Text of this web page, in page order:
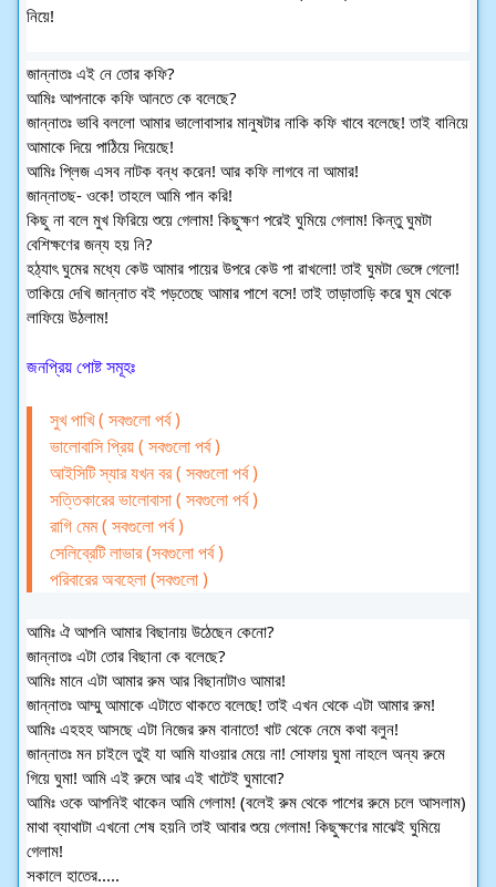
নিয়ে!
জান্নাতঃ এই নে তোর কফি?
আমিঃ আপনাকে কফি আনতে কে বলেছে?
জান্নাতঃ ভাবি বললো আমার ভালোবাসার মানুষটার নাকি কফি খাবে বলেছে! তাই বানিয়ে
আমাকে দিয়ে পাঠিয়ে দিয়েছে!
আমিঃ প্লিজ এসব নাটক বন্ধ করেন! আর কফি লাগবে না আমার!
জান্নাতছ- ওকে! তাহলে আমি পান করি!
কিছু না বলে মুখ ফিরিয়ে শুয়ে গেলাম! কিছুক্ষণ পরেই ঘুমিয়ে গেলাম! কিন্তু ঘুমটা
বেশিক্ষণের জন্য হয় নি?
হঠ্যাৎ ঘুমের মধ্যে কেউ আমার পায়ের উপরে কেউ পা রাখলো! তাই ঘুমটা ভেঙ্গে গেলো!
তাকিয়ে দেখি জান্নাত বই পড়তেছে আমার পাশে বসে! তাই তাড়াতাড়ি করে ঘুম থেকে
লাফিয়ে উঠলাম!
জনপ্রিয় পোষ্ট সমূহঃ
সুখ পাখি ( সবগুলো পর্ব )
ভালোবাসি প্রিয় ( সবগুলো পর্ব )
আইসিটি স্যার যখন বর ( সবগুলো পর্ব )
সত্তিকারের ভালোবাসা ( সবগুলো পর্ব )
রাগি মেম ( সবগুলো পর্ব )
সেলিব্রেটি লাভার (সবগুলো পর্ব )
পরিবারের অবহেলা (সবগুলো )
আমিঃ ঐ আপনি আমার বিছানায় উঠেছেন কেনো?
জান্নাতঃ এটা তোর বিছানা কে বলেছে?
আমিঃ মানে এটা আমার রুম আর বিছানাটাও আমার!
জান্নাতঃ আম্মু আমাকে এটাতে থাকতে বলেছে! তাই এখন থেকে এটা আমার রুম!
আমিঃ এহহহ আসছে এটা নিজের রুম বানাতে! খাট থেকে নেমে কথা বলুন!
জান্নাতঃ মন চাইলে তুই যা আমি যাওয়ার মেয়ে না! সোফায় ঘুমা নাহলে অন্য রুমে
গিয়ে ঘুমা! আমি এই রুমে আর এই খাটেই ঘুমাবো?
আমিঃ ওকে আপনিই থাকেন আমি গেলাম! (বলেই রুম থেকে পাশের রুমে চলে আসলাম)
মাথা ব্যাথাটা এখনো শেষ হয়নি তাই আবার শুয়ে গেলাম! কিছুক্ষণের মাঝেই ঘুমিয়ে
গেলাম!
সকালে হাতের.....